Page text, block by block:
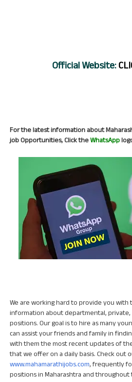
OfficialWebsite:
For the latest information about
job Opportunities, Click theWhatsApp
We are working hard to provide you
information about departmental,
positions. Our goal is to hire as many
can assist your friends and family in
with them the most recent updates of
that we offer on a daily basis. Check out
www.mahamarathijobs.com, frequently
positions in Maharashtra and